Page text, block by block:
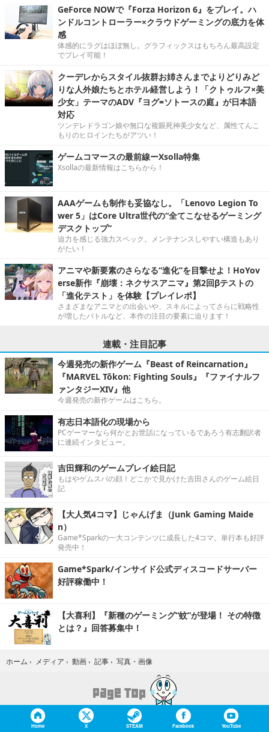
GeForce NOWで『Forza Horizon 6』をプレイ。ハ
ンドルコントローラー×クラウドゲーミングの底力を体
感
体感的にラグはほぼ無し。グラフィックスはもちろん最高設定
でプレイ可能！
クーデレからスタイル抜群お姉さんまでよりどりみど
りな人外娘たちとホテル経営しよう！「クトゥルフ×美
少女」テーマのADV『ヨグ=ソトースの庭』が日本語
対応
ツンデレドラゴン娘や無口な複眼死神美少女など、属性てんこ
もりのヒロインたちがアツい！
ゲームコマースの最前線ーXsolla特集
Xsollaの最新情報はこちらから！
AAAゲームも制作も妥協なし。「Lenovo Legion To
wer 5」はCore Ultra世代の“全てこなせるゲーミング
デスクトップ”
迫力を感じる強力スペック。メンテナンスしやすい構造もあり
がたい！
アニマや新要素のさらなる“進化”を目撃せよ！HoYov
erse新作『崩壊：ネクサスアニマ』第2回βテストの
「進化テスト」を体験【プレイレポ】
さまざまなアニマとの出会いや、スキルによってさらに戦略性
が増したバトルなど、本作の注目の要素に迫ります！
連載・注目記事
今週発売の新作ゲーム『Beast of Reincarnation』
『MARVEL Tōkon: Fighting Souls』『ファイナルフ
ァンタジーXIV』他
今週発売の新作ゲームはこちら。
有志日本語化の現場から
PCゲーマーなら何かとお世話になっているであろう有志翻訳者
に連続インタビュー。
吉田輝和のゲームプレイ絵日記
もはやゲムスパの顔！どこかで見かけた吉田さんのゲーム絵日
記
【大人気4コマ】じゃんげま（Junk Gaming Maide
n）
Game*Sparkの一大コンテンツに成長した4コマ。単行本も好評
発売中！
Game*Spark/インサイド公式ディスコードサーバー
好評稼働中！
【大喜利】『新種のゲーミング“蚊”が登場！ その特徴
とは？』回答募集中！
ホーム › メディア › 動画 › 記事 › 写真・画像
Home X STEAM Facebook YouTube